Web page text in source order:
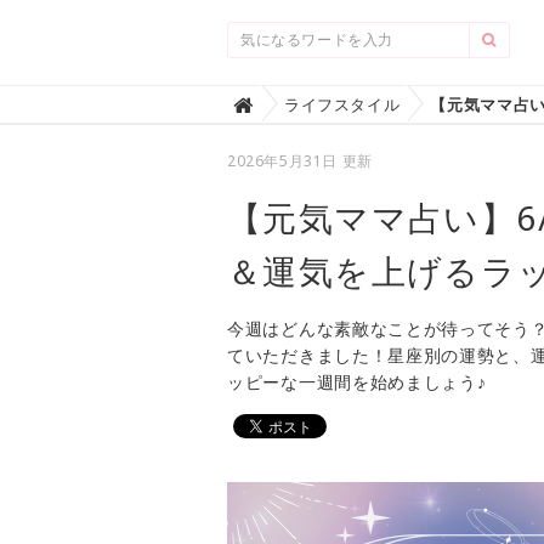
Homeライフスタイル
2026年5月31日 更新
【元気ママ占い
＆運気を上げるラ
今週はどんな素敵なことが待ってそう
ていただきました！星座別の運勢と、
ッピーな一週間を始めましょう♪